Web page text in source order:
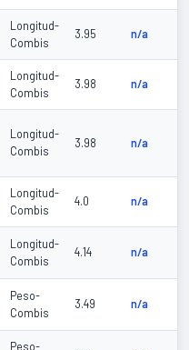
Longitud-
Combis
3.95 n/a
Longitud-
Combis
3.98 n/a
Longitud-
Combis
3.98 n/a
Longitud-
Combis
4.0 n/a
Longitud-
Combis
4.14 n/a
Peso-
Combis
3.49 n/a
Peso-